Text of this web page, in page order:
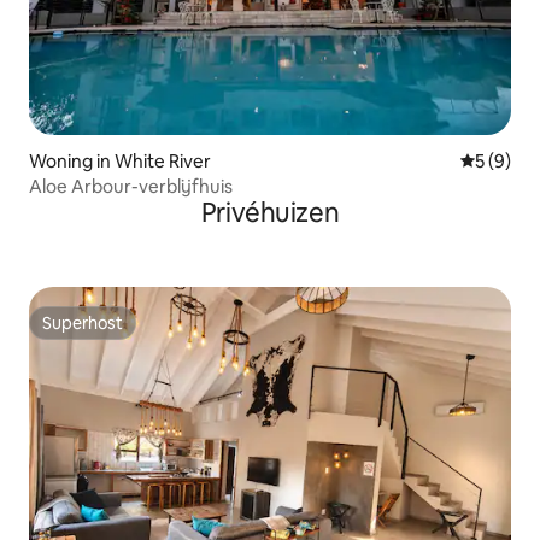
Woning in White River
5 (9)
Aloe Arbour-verblijfhuis
Privéhuizen
Superhost
Superhost